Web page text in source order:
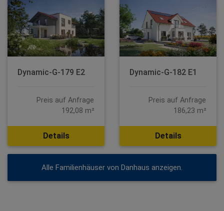
Dynamic-G-179 E2
Preis auf Anfrage
192,08 m²
Details
Dynamic-G-182 E1
Preis auf Anfrage
186,23 m²
Details
Alle Familienhäuser von Danhaus anzeigen.